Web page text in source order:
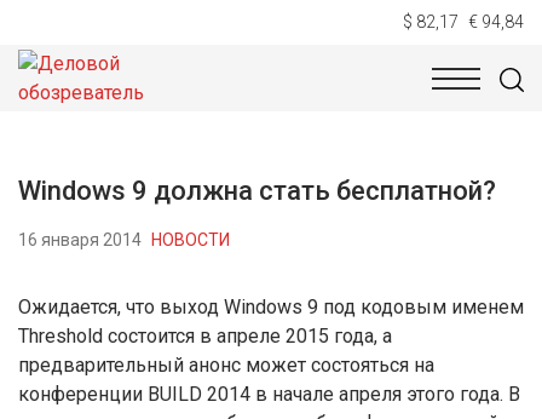
$ 82,17 € 94,84
НОВОСТИ
Windows 9 должна стать бесплатной?
16 января 2014 НОВОСТИ
Ожидается, что выход Windows 9 под кодовым именем
Threshold состоится в апреле 2015 года, а
предварительный анонс может состояться на
конференции BUILD 2014 в начале апреля этого года. В